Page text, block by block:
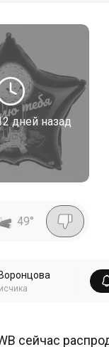
дней назад
49°
сейчас